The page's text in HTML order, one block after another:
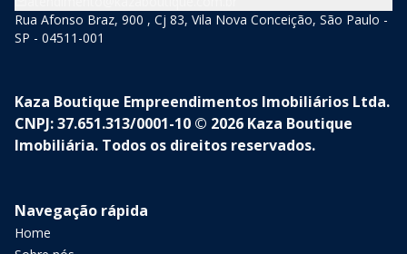
Rua Afonso Braz, 900 , Cj 83, Vila Nova Conceição, São Paulo -
SP - 04511-001
Kaza Boutique Empreendimentos Imobiliários Ltda.
CNPJ: 37.651.313/0001-10 © 2026 Kaza Boutique
Imobiliária. Todos os direitos reservados.
Navegação rápida
Home